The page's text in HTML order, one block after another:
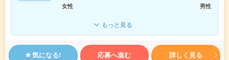
女性
男性
もっと見る
気になる! 応募へ進む 詳しく見る